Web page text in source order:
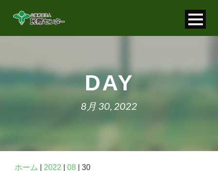
お問い合わせ
DAY
8月 30, 2022
ホーム 2022 08 30